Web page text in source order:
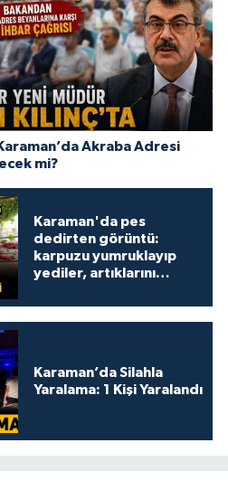
Akraba Adresi
mi?
Karaman'da pes
dedirten görüntü:
karpuzu yumruklayıp
yediler, artıklarını
Karaman’da Silahla
Yaralama: 1 Kişi Yaralandı